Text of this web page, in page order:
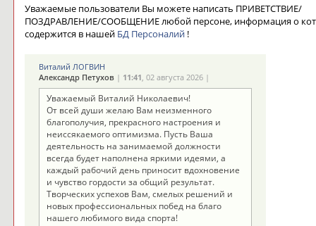
Уважаемые пользователи Вы можете написать ПРИВЕТСТВИЕ/
ПОЗДРАВЛЕНИЕ/СООБЩЕНИЕ любой персоне, информация о
содержится в нашей БД Персоналий!
Виталий ЛОГВИН
Александр Петухов| 11:41, 02 августа 2026 |
Уважаемый Виталий Николаевич!
От всей души желаю Вам неизменного
благополучия, прекрасного настроения и
неиссякаемого оптимизма. Пусть Ваша
деятельность на занимаемой должности
всегда будет наполнена яркими идеями, а
каждый рабочий день приносит вдохновение
и чувство гордости за общий результат.
Творческих успехов Вам, смелых решений и
новых профессиональных побед на благо
нашего любимого вида спорта!